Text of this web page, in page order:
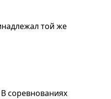
той же
соревнованиях